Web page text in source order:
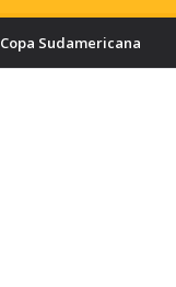
Copa Sudamericana